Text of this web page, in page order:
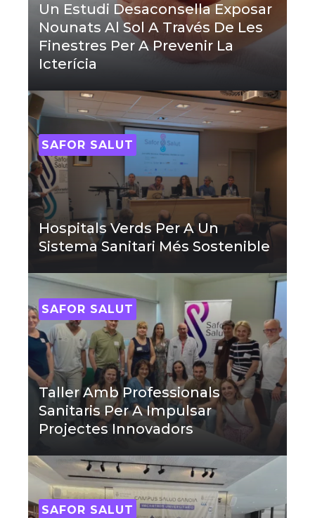
Un Estudi Desaconsella Exposar
Nounats Al Sol A Través De Les
Finestres Per A Prevenir La
Icterícia
SAFOR SALUT
Hospitals Verds Per A Un
Sistema Sanitari Més Sostenible
SAFOR SALUT
Taller Amb Professionals
Sanitaris Per A Impulsar
Projectes Innovadors
SAFOR SALUT